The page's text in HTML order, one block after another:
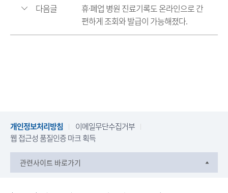
다음글
휴·폐업 병원 진료기록도 온라인으로 간
편하게 조회와 발급이 가능해졌다.
개인정보처리방침
이메일무단수집거부
웹 접근성 품질인증 마크 획득
관련사이트 바로가기